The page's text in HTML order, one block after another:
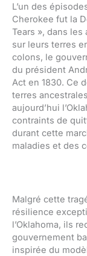
L’un des
Cherokee fut la
Tears », dans les
sur leurs terres
colons, le
du président
Act en 1830. Ce
terres
aujourd’hui
contraints de
durant cette
maladies et des
Malgré cette
résilience
l’Oklahoma, ils
gouvernement
inspirée du